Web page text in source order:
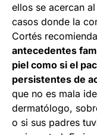
ellos se acercan
casos donde la
Cortés recomienda
antecedentes
piel como si el
persistentes de
que no es mala
dermatólogo,
o si sus padres